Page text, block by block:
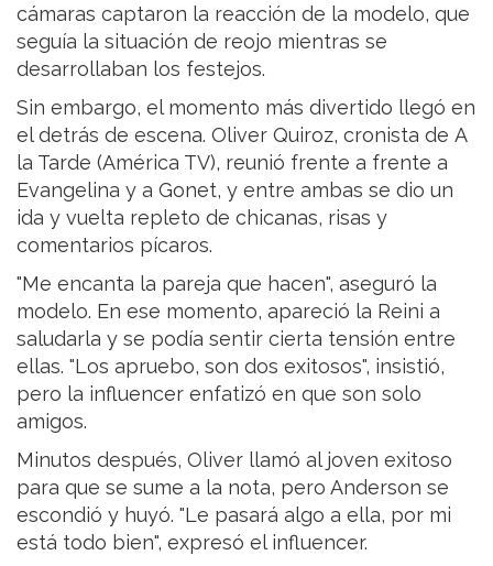
cámaras captaron la reacción de la modelo, que
seguía la situación de reojo mientras se
desarrollaban los festejos.
Sin embargo, el momento más divertido llegó en
el detrás de escena. Oliver Quiroz, cronista de A
la Tarde (América TV), reunió frente a frente a
Evangelina y a Gonet, y entre ambas se dio un
ida y vuelta repleto de chicanas, risas y
comentarios pícaros.
"Me encanta la pareja que hacen", aseguró la
modelo. En ese momento, apareció la Reini a
saludarla y se podía sentir cierta tensión entre
ellas. "Los apruebo, son dos exitosos", insistió,
pero la influencer enfatizó en que son solo
amigos.
Minutos después, Oliver llamó al joven exitoso
para que se sume a la nota, pero Anderson se
escondió y huyó. "Le pasará algo a ella, por mi
está todo bien", expresó el influencer.